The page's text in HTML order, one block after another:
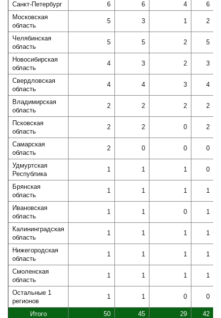
Санкт-Петербург
6 6 4
6
Московская
область
5 3 1 2
Челябинская
область
5 5 2 5
Новосибирская
область
4 3 2 3
Свердловская
область
4 4 3 4
Владимирская
область
2 2 2 2
Псковская
область
2 2 0 2
Самарская
область
2 0 0 0
Удмуртская
Республика
1 1 1 0
Брянская
область
1 1 1 1
Ивановская
область
1 1 0 1
Калининградская
область
1 1 1 1
Нижегородская
область
1 1 1 1
Смоленская
область
1 1 1 1
Остальные 1
регионов
1 1 0 0
Итого 50 45 29 42